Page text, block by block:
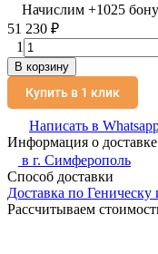
Начислим +1025
51 230 ₽
1
В корзину
Купить в 1 клик
Написать в
Информация о доставке
в г. Симферополь
Способ доставки
Доставка по
Рассчитываем